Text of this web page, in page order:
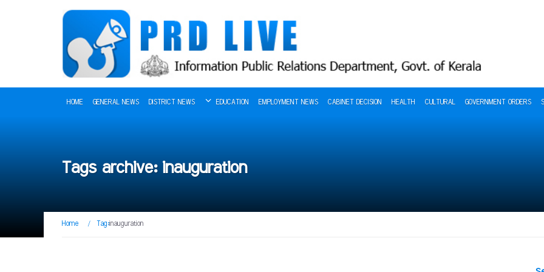
HOME GENERAL NEWS DISTRICT NEWS EDUCATION EMPLOYMENT NEWS CABINET DECISION HEALTH CULTURAL GOVERNMENT ORDERS
Tags archive: inauguration
Home / Tag:inauguration